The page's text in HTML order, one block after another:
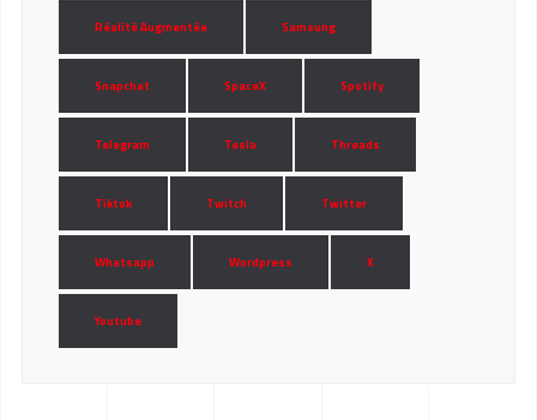
Réalité Augmentée Samsung
Snapchat SpaceX Spotify
Telegram Tesla Threads
Tiktok Twitch Twitter
Whatsapp Wordpress X
Youtube